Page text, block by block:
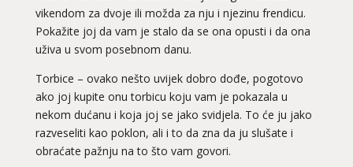
vikendom za dvoje ili možda za nju i njezinu frendicu.
Pokažite joj da vam je stalo da se ona opusti i da ona
uživa u svom posebnom danu.
Torbice – ovako nešto uvijek dobro dođe, pogotovo
ako joj kupite onu torbicu koju vam je pokazala u
nekom dućanu i koja joj se jako svidjela. To će ju jako
razveseliti kao poklon, ali i to da zna da ju slušate i
obraćate pažnju na to što vam govori.